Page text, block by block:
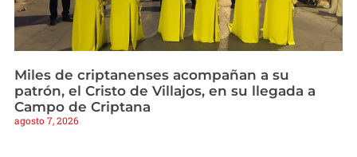
Miles de criptanenses acompañan a su
patrón, el Cristo de Villajos, en su llegada a
Campo de Criptana
agosto 7, 2026